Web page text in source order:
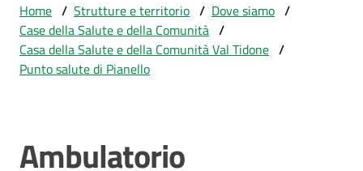
Emilia-
Romagna
Azienda Unità
Sanitaria Locale
Prestazioni
Home / Strutture e territorio / Dove siamo /
Case della Salute e della Comunità /
Casa della Salute e della Comunità Val Tidone /
Punto salute di Pianello
Salta al contenuto
Ambulatorio